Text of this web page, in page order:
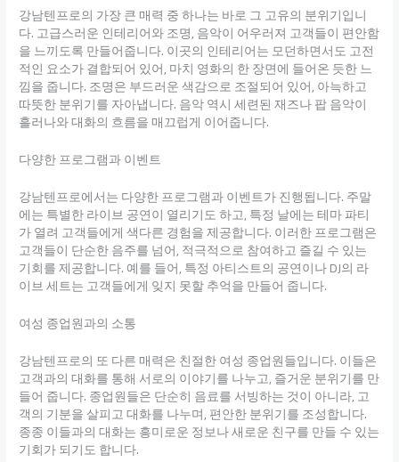
강남텐프로의 가장 큰 매력 중 하나는 바로 그 고유의 분위기입니
다. 고급스러운 인테리어와 조명, 음악이 어우러져 고객들이 편안함
을 느끼도록 만들어줍니다. 이곳의 인테리어는 모던하면서도 고전
적인 요소가 결합되어 있어, 마치 영화의 한 장면에 들어온 듯한 느
낌을 줍니다. 조명은 부드러운 색감으로 조절되어 있어, 아늑하고
따뜻한 분위기를 자아냅니다. 음악 역시 세련된 재즈나 팝 음악이
흘러나와 대화의 흐름을 매끄럽게 이어줍니다.
다양한 프로그램과 이벤트
강남텐프로에서는 다양한 프로그램과 이벤트가 진행됩니다. 주말
에는 특별한 라이브 공연이 열리기도 하고, 특정 날에는 테마 파티
가 열려 고객들에게 색다른 경험을 제공합니다. 이러한 프로그램은
고객들이 단순한 음주를 넘어, 적극적으로 참여하고 즐길 수 있는
기회를 제공합니다. 예를 들어, 특정 아티스트의 공연이나 DJ의 라
이브 세트는 고객들에게 잊지 못할 추억을 만들어 줍니다.
여성 종업원과의 소통
강남텐프로의 또 다른 매력은 친절한 여성 종업원들입니다. 이들은
고객과의 대화를 통해 서로의 이야기를 나누고, 즐거운 분위기를 만
들어 줍니다. 종업원들은 단순히 음료를 서빙하는 것이 아니라, 고
객의 기분을 살피고 대화를 나누며, 편안한 분위기를 조성합니다.
종종 이들과의 대화는 흥미로운 정보나 새로운 친구를 만들 수 있는
기회가 되기도 합니다.